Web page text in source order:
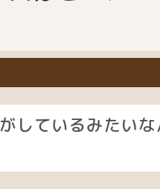
しているみたいな